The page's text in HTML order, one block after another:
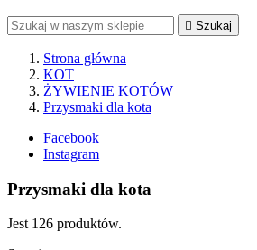
 Szukaj
Strona główna
KOT
ŻYWIENIE KOTÓW
Przysmaki dla kota
Facebook
Instagram
Przysmaki dla kota
Jest 126 produktów.